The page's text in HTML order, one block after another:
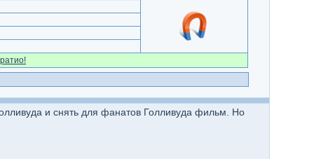
и снять для фанатов Голливуда фильм. Но